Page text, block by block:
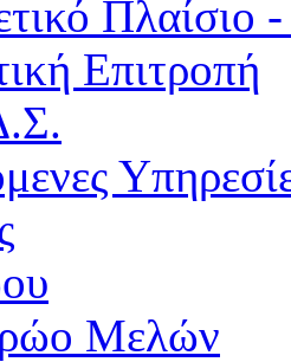
Πλαίσιο
Επιτροπή
Μελών